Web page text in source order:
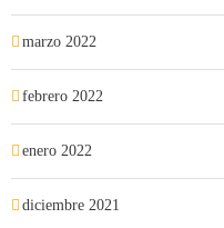
marzo 2022
febrero 2022
enero 2022
diciembre 2021